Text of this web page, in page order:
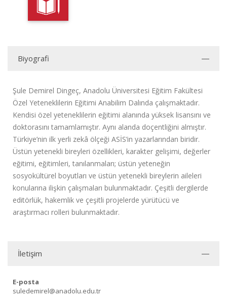
Biyografi
Şule Demirel Dingeç, Anadolu Üniversitesi Eğitim Fakültesi
Özel Yeteneklilerin Eğitimi Anabilim Dalında çalışmaktadır.
Kendisi özel yeteneklilerin eğitimi alanında yüksek lisansını ve
doktorasını tamamlamıştır. Aynı alanda doçentliğini almıştır.
Türkiye’nin ilk yerli zekâ ölçeği ASİS’in yazarlarından biridir.
Üstün yetenekli bireyleri özellikleri, karakter gelişimi, değerler
eğitimi, eğitimleri, tanılanmaları; üstün yeteneğin
sosyokültürel boyutları ve üstün yetenekli bireylerin aileleri
konularına ilişkin çalışmaları bulunmaktadır. Çeşitli dergilerde
editörlük, hakemlik ve çeşitli projelerde yürütücü ve
araştırmacı rolleri bulunmaktadır.
İletişim
E-posta
suledemirel@anadolu.edu.tr